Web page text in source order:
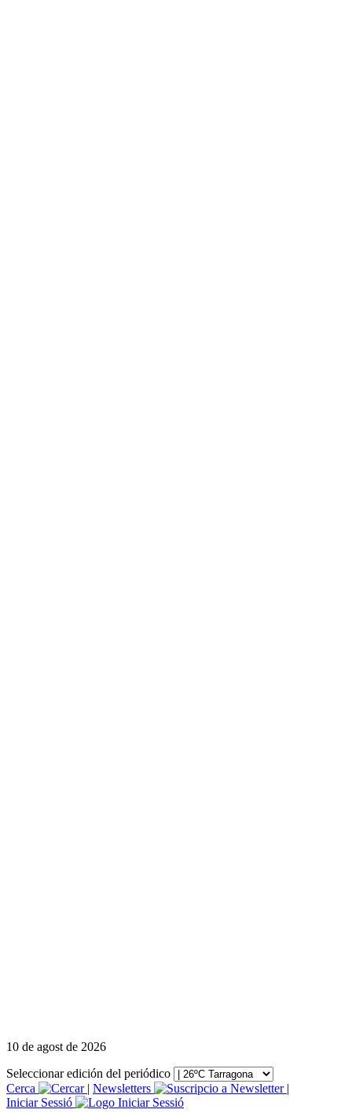
10 de agost de 2026
Seleccionar edición del periódico
Cerca
| Newsletters
|
Iniciar Sessió